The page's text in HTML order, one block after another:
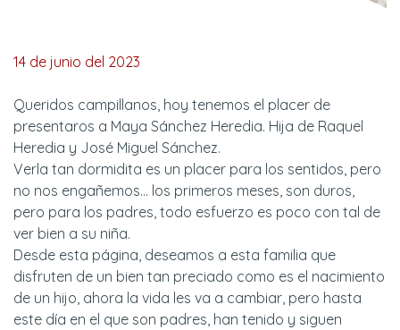
14 de junio del 2023
Queridos campillanos, hoy tenemos el placer de
presentaros a Maya Sánchez Heredia. Hija de Raquel
Heredia y José Miguel Sánchez.
Verla tan dormidita es un placer para los sentidos, pero
no nos engañemos... los primeros meses, son duros,
pero para los padres, todo esfuerzo es poco con tal de
ver bien a su niña.
Desde esta página, deseamos a esta familia que
disfruten de un bien tan preciado como es el nacimiento
de un hijo, ahora la vida les va a cambiar, pero hasta
este día en el que son padres, han tenido y siguen